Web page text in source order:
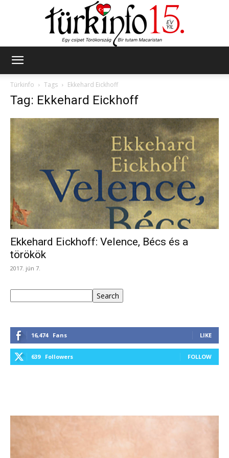
Türkinfo
Tags Ekkehard Eickhoff
Tag: Ekkehard Eickhoff
Ekkehard Eickhoff: Velence, Bécs és a
törökök
2017. jún 7.
Search
16,474 Fans LIKE
639 Followers FOLLOW